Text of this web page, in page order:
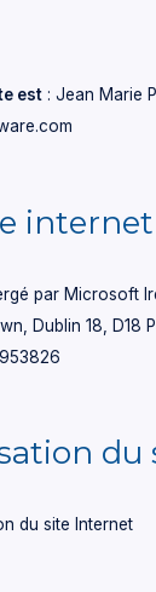
est : Jean Marie
internet
par Microsoft
Dublin 18, D18
du
du site Internet